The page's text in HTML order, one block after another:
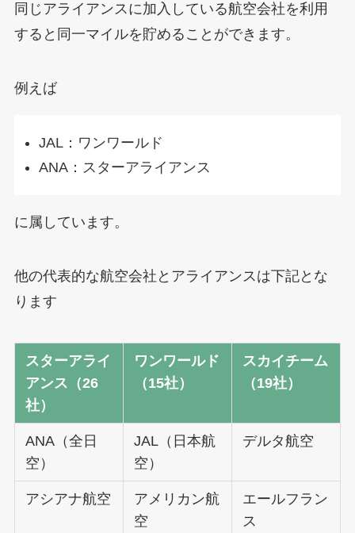
同じアライアンスに加入している航空会社を利用
すると同一マイルを貯めることができます。
例えば
JAL：ワンワールド
ANA：スターアライアンス
に属しています。
他の代表的な航空会社とアライアンスは下記とな
ります
スターアライ
アンス（26
社）
ワンワールド
（15社）
スカイチーム
（19社）
ANA（全日
空）
JAL（日本航
空）
デルタ航空
アシアナ航空
アメリカン航
空
エールフラン
ス